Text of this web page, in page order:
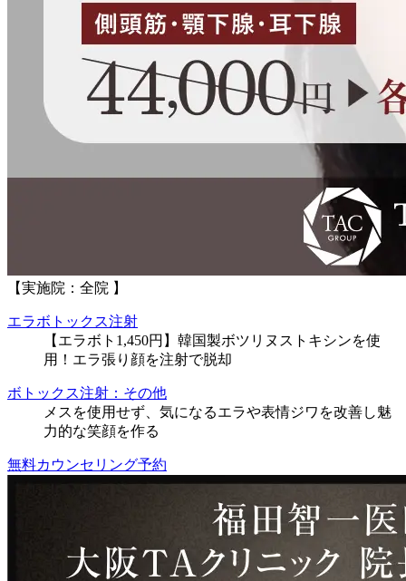
【実施院：全院 】
エラボトックス注射
【エラボト1,450円】韓国製ボツリヌストキシンを使
用！エラ張り顔を注射で脱却
ボトックス注射：その他
メスを使用せず、気になるエラや表情ジワを改善し魅
力的な笑顔を作る
無料カウンセリング予約